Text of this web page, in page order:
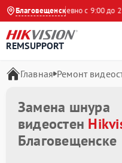
Благовещенск
Ежедневно с 9:00 до
REMSUPPORT
Главная Ремонт
Замена шнура
видеостен
Благовещенске